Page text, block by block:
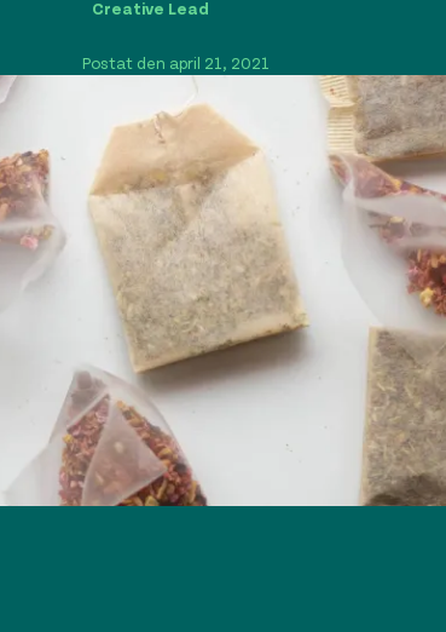
Creative Lead
Postat den april 21, 2021